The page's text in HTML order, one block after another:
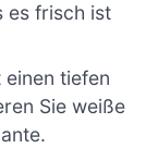
es frisch ist
einen tiefen
Sie weiße